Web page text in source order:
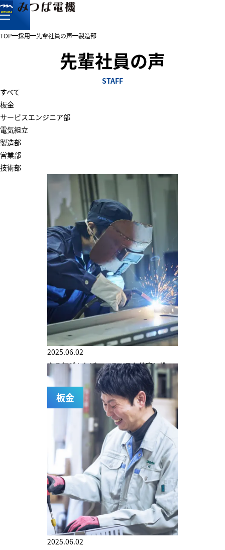
TOP 採用 先輩社員の声 製造部
先輩社員の声
STAFF
すべて
板金
サービスエンジニア部
電気組立
製造部
営業部
技術部
2025.06.02
やる気があれば、いろいろな仕事に挑
戦できる環境があります。
板金
2025.06.02